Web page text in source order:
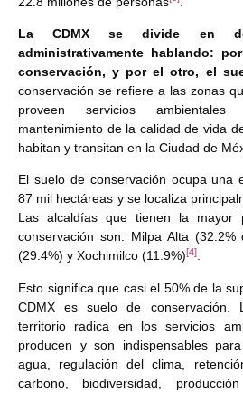
La CDMX se divide en
administrativamente hablando:
conservación, y por el otro, el
conservación se refiere a las zonas
proveen servicios
mantenimiento de la calidad de vida
habitan y transitan en la Ciudad de
El suelo de conservación ocupa una
87 mil hectáreas y se localiza
Las alcaldías que tienen la mayor
conservación son: Milpa Alta
(29.4%) y Xochimilco (11.9%)[4].
Esto significa que casi el 50% de la
CDMX es suelo de conservación.
territorio radica en los servicios
producen y son indispensables
agua, regulación del clima,
carbono, biodiversidad,